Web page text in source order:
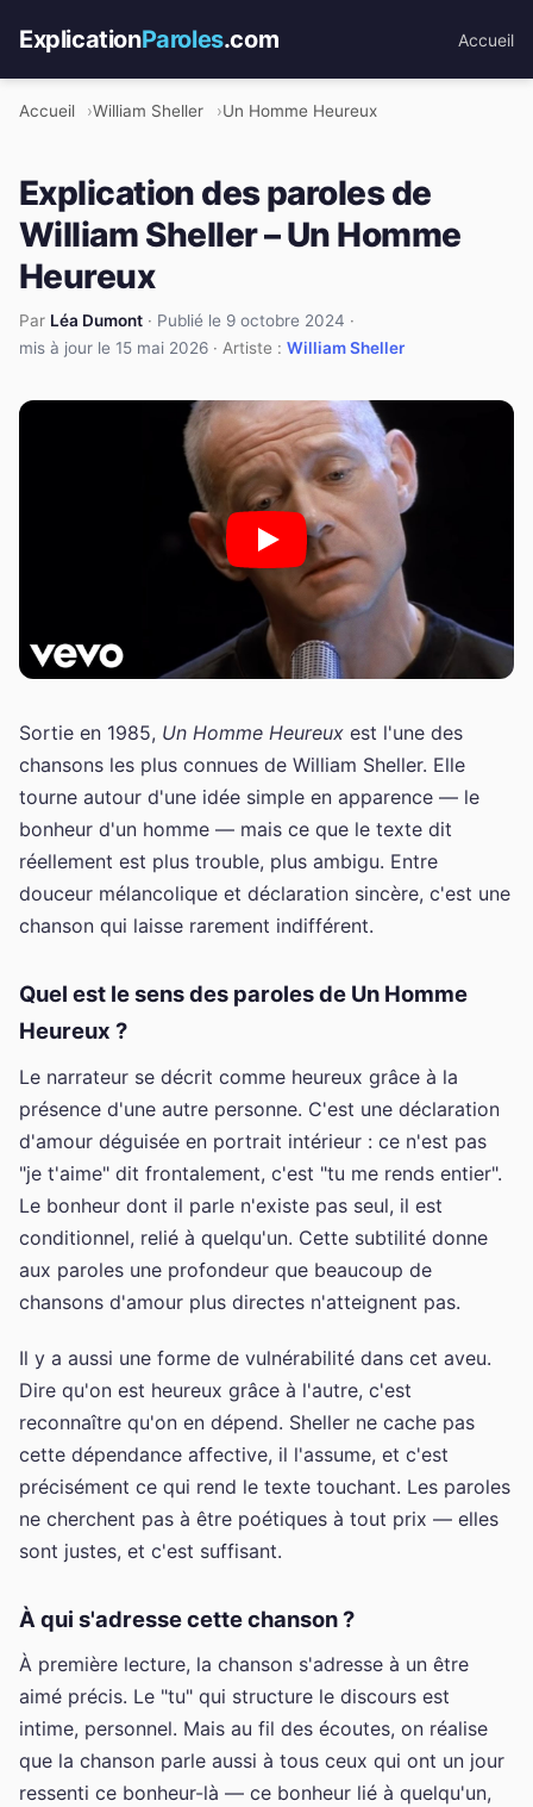
ExplicationParoles.com Accueil
Accueil William Sheller Un Homme Heureux
Explication des paroles de
William Sheller – Un Homme
Heureux
Par Léa Dumont · Publié le 9 octobre 2024 ·
mis à jour le 15 mai 2026 · Artiste : William Sheller
Sortie en 1985, Un Homme Heureux est l'une des
chansons les plus connues de William Sheller. Elle
tourne autour d'une idée simple en apparence — le
bonheur d'un homme — mais ce que le texte dit
réellement est plus trouble, plus ambigu. Entre
douceur mélancolique et déclaration sincère, c'est une
chanson qui laisse rarement indifférent.
Quel est le sens des paroles de Un Homme
Heureux ?
Le narrateur se décrit comme heureux grâce à la
présence d'une autre personne. C'est une déclaration
d'amour déguisée en portrait intérieur : ce n'est pas
"je t'aime" dit frontalement, c'est "tu me rends entier".
Le bonheur dont il parle n'existe pas seul, il est
conditionnel, relié à quelqu'un. Cette subtilité donne
aux paroles une profondeur que beaucoup de
chansons d'amour plus directes n'atteignent pas.
Il y a aussi une forme de vulnérabilité dans cet aveu.
Dire qu'on est heureux grâce à l'autre, c'est
reconnaître qu'on en dépend. Sheller ne cache pas
cette dépendance affective, il l'assume, et c'est
précisément ce qui rend le texte touchant. Les paroles
ne cherchent pas à être poétiques à tout prix — elles
sont justes, et c'est suffisant.
À qui s'adresse cette chanson ?
À première lecture, la chanson s'adresse à un être
aimé précis. Le "tu" qui structure le discours est
intime, personnel. Mais au fil des écoutes, on réalise
que la chanson parle aussi à tous ceux qui ont un jour
ressenti ce bonheur-là — ce bonheur lié à quelqu'un,